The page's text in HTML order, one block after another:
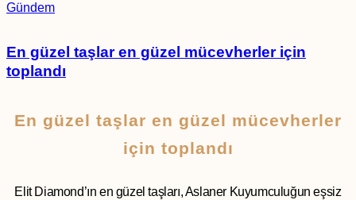
Gündem
En güzel taşlar en güzel mücevherler için
toplandı
En güzel taşlar en güzel mücevherler
için toplandı
Elit Diamond’ın en güzel taşları, Aslaner Kuyumculuğun eşsiz